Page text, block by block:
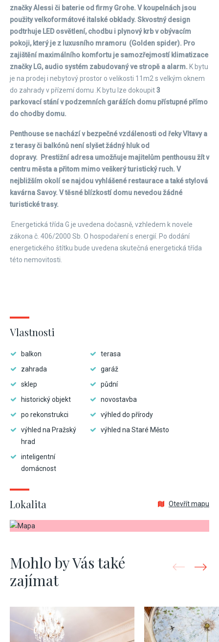
značky Alessi či baterie od firmy Grohe. V koupelnách jsou
použity velkoformátové italské obklady. Skvostný design
podtrhuje LED osvětlení, chodbu i plynový krb v obývacím
pokoji, který je z luxusního mramoru (Golden spider). Pro
zajištění maximálního komfortu je samozřejmostí klimatizace
značky LG, audio systém zabudovaný ve stropě a alarm. K bytu
je na prodej i nebytový prostor o velikosti 11m2 s velkým oknem
do zahrady v přízemí domu .K bytu lze dokoupit3
parkovací stání v podzemních garážích domu přístupné přímo
do chodby domu.
Penthouse se nachází v bezpečné vzdálenosti od řeky Vltavy a
z terasy či balkónů není slyšet žádný hluk od
dopravy. Prestižní adresa umožňuje majitelům penthousu žít v
centru města a přitom mimo veškerý turistický ruch. V
nejbližším okolí se najdou vyhlášené restaurace a také stylová
kavárna Savoy. V těsné blízkostí domu nevedou žádné
turistické trasy.
Energetická třída G je uvedena dočasně, vzhledem k novele
zákona č. 406/2000 Sb. O hospodaření s energií. Po dodání
energetického štítku bude uvedena skutečná energetická třída
této nemovitosti.
Vlastnosti
balkon
terasa
zahrada
garáž
sklep
půdní
historický objekt
novostavba
po rekonstrukci
výhled do přírody
výhled na Pražský
hrad
výhled na Staré Město
inteligentní
domácnost
Lokalita Otevřít mapu
Mohlo by Vás také
zajímat